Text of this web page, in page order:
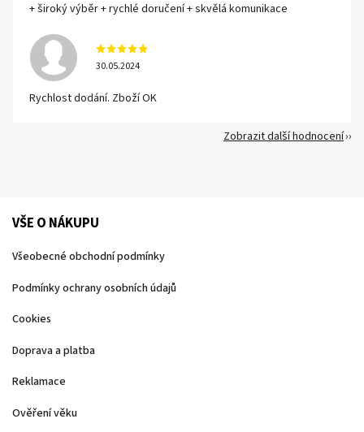
+ široký výběr + rychlé doručení + skvělá komunikace
30.05.2024
Rychlost dodání. Zboží OK
Zobrazit další hodnocení
VŠE O NÁKUPU
Všeobecné obchodní podmínky
Podmínky ochrany osobních údajů
Cookies
Doprava a platba
Reklamace
Ověření věku